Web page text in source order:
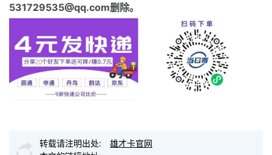
531729535@qq.com删除。
转载请注明出处:
雄才卡官网